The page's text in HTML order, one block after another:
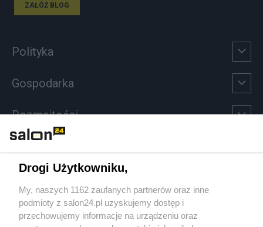
ZAŁÓŻ BLOG
Polityka
Gospodarka
Rozmaitości
Sport
Społeczeństwo
Drogi Użytkowniku,
My, naszych 1162 zaufanych partnerów oraz inne
podmioty z salon24.pl uzyskujemy dostęp i
przechowujemy informacje na urządzeniu oraz